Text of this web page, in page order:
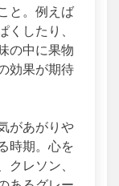
と。例えば
くしたり、
の中に果物
効果が期待
があがりや
時期。心を
クレソン、